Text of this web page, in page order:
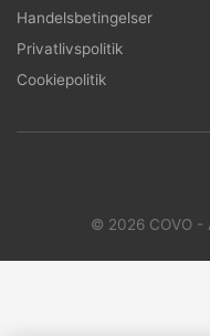
Handelsbetingelser
Privatlivspolitik
Cookiepolitik
© 2026 COVO -